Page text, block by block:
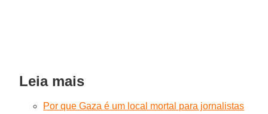
Leia mais
Por que Gaza é um local mortal para jornalistas